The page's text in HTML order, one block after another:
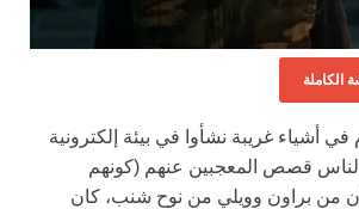
الكاملة
أشياء غريبة نشأوا في بيئة إلكترونية
قصص المعجبين عنهم (كونهم
من براون وويلي من نوح شنب، كان